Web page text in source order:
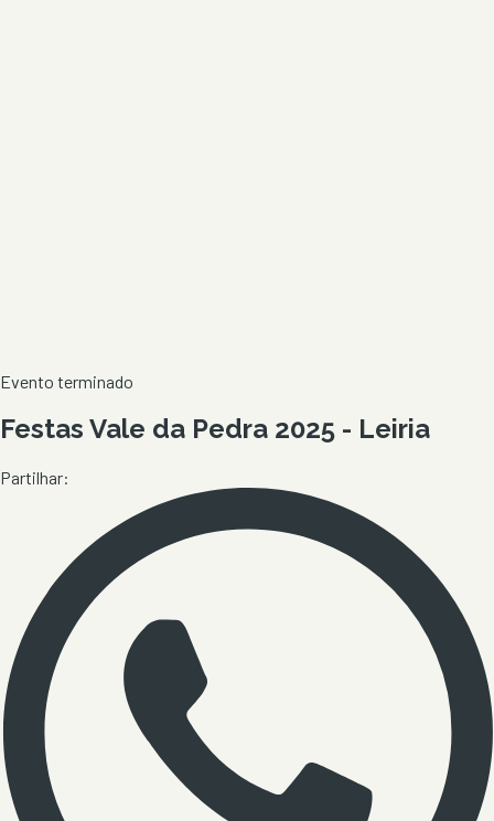
Evento terminado
Festas Vale da Pedra 2025 - Leiria
Partilhar: